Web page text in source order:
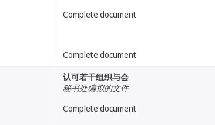
Complete document
Complete document
认可若干组织与会
秘书处编拟的文件
Complete document